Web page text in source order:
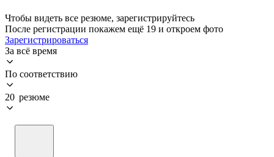
Чтобы видеть все резюме, зарегистрируйтесь
После регистрации покажем ещё 19 и откроем фото
Зарегистрироваться
За всё время
По соответствию
20 резюме